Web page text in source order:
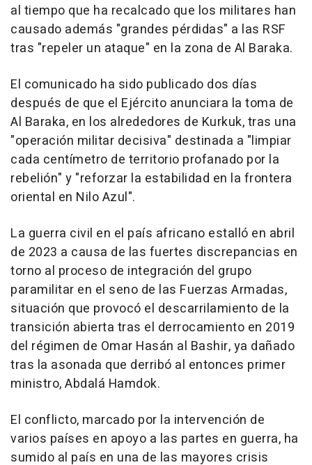
al tiempo que ha recalcado que los militares han
causado además "grandes pérdidas" a las RSF
tras "repeler un ataque" en la zona de Al Baraka.
El comunicado ha sido publicado dos días
después de que el Ejército anunciara la toma de
Al Baraka, en los alrededores de Kurkuk, tras una
"operación militar decisiva" destinada a "limpiar
cada centímetro de territorio profanado por la
rebelión" y "reforzar la estabilidad en la frontera
oriental en Nilo Azul".
La guerra civil en el país africano estalló en abril
de 2023 a causa de las fuertes discrepancias en
torno al proceso de integración del grupo
paramilitar en el seno de las Fuerzas Armadas,
situación que provocó el descarrilamiento de la
transición abierta tras el derrocamiento en 2019
del régimen de Omar Hasán al Bashir, ya dañado
tras la asonada que derribó al entonces primer
ministro, Abdalá Hamdok.
El conflicto, marcado por la intervención de
varios países en apoyo a las partes en guerra, ha
sumido al país en una de las mayores crisis